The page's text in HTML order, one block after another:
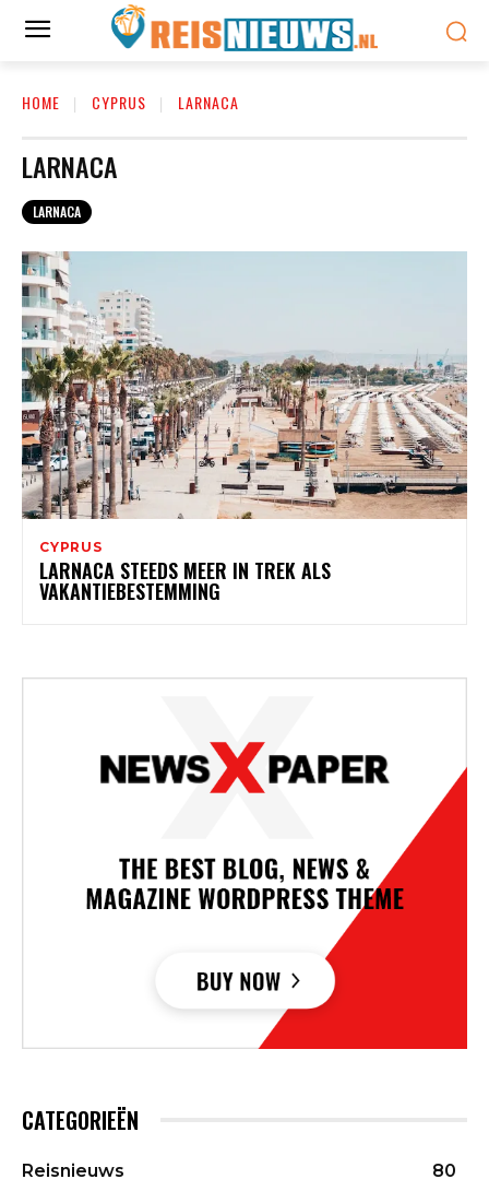
HOME CYPRUS LARNACA
LARNACA
LARNACA
CYPRUS
LARNACA STEEDS MEER IN TREK ALS
VAKANTIEBESTEMMING
CATEGORIEËN
Reisnieuws
80